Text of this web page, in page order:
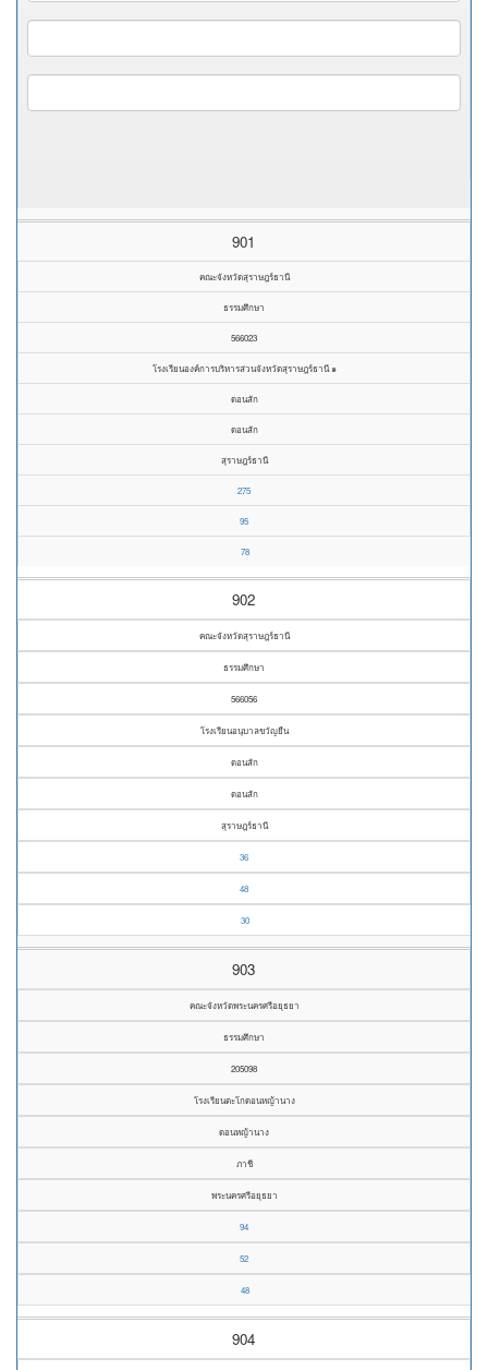
901
คณะจังหวัดสุราษฎร์ธานี
ธรรมศึกษา
566023
โรงเรียนองค์การบริหารส่วนจังหวัดสุราษฎร์ธานี ๑
ดอนสัก
ดอนสัก
สุราษฎร์ธานี
275
95
78
902
คณะจังหวัดสุราษฎร์ธานี
ธรรมศึกษา
566056
โรงเรียนอนุบาลขวัญยืน
ดอนสัก
ดอนสัก
สุราษฎร์ธานี
36
48
30
903
คณะจังหวัดพระนครศรีอยุธยา
ธรรมศึกษา
205098
โรงเรียนตะโกดอนหญ้านาง
ดอนหญ้านาง
ภาชี
พระนครศรีอยุธยา
94
52
48
904